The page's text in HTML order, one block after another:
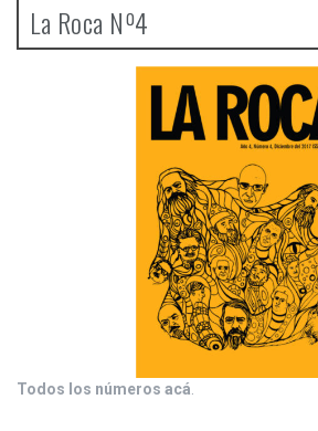
La Roca Nº4
Todos los números acá.